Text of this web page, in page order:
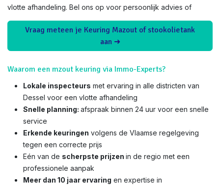
vlotte afhandeling. Bel ons op voor persoonlijk advies of
Vraag meteen je Keuring Mazout of stookolietank
aan ➜
Waarom een mzout keuring via Immo-Experts?
Lokale inspecteurs met ervaring in alle districten van
Dessel voor een vlotte afhandeling
Snelle planning: afspraak binnen 24 uur voor een snelle
service
Erkende keuringen volgens de Vlaamse regelgeving
tegen een correcte prijs
Eén van de scherpste prijzen in de regio met een
professionele aanpak
Meer dan 10 jaar ervaring en expertise in